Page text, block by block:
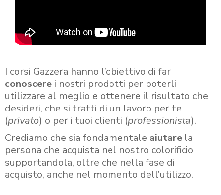
I corsi Gazzera hanno l’obiettivo di far
conoscere i nostri prodotti per poterli
utilizzare al meglio e ottenere il risultato che
desideri, che si tratti di un lavoro per te
(privato) o per i tuoi clienti (professionista).
Crediamo che sia fondamentale aiutare la
persona che acquista nel nostro colorificio
supportandola, oltre che nella fase di
acquisto, anche nel momento dell’utilizzo.